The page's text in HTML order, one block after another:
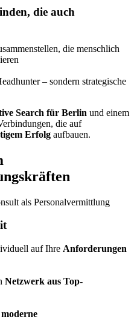
die auch
die menschlich
– sondern strategische
Search für Berlin und einem
die auf
Erfolg aufbauen.
auf Ihre Anforderungen
Netzwerk aus Top-
moderne